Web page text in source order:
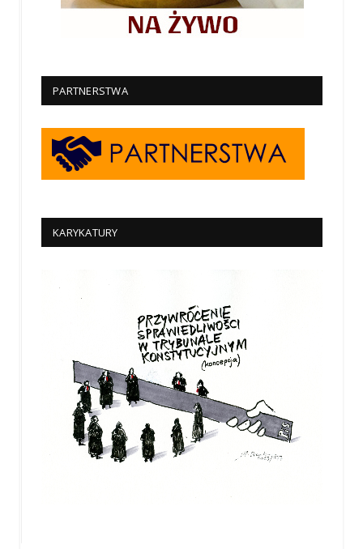
PARTNERSTWA
KARYKATURY